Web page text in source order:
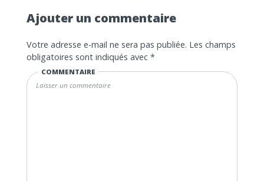
Ajouter un commentaire
Votre adresse e-mail ne sera pas publiée. Les champs
obligatoires sont indiqués avec *
COMMENTAIRE